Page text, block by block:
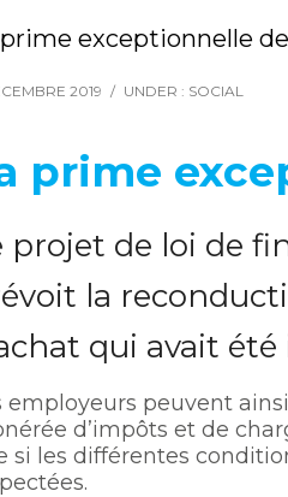
exceptionnelle
2019 / UNDER : SOCIAL
prime
projet de loi de
la
qui avait
employeurs peuvent
d’impôts et de
si les différentes